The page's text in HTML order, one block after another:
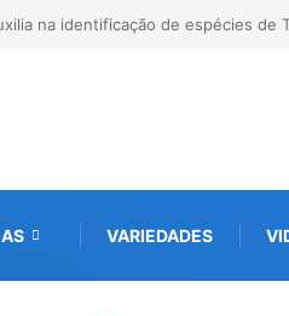
digital de 10 mil mudas
VARIEDADES